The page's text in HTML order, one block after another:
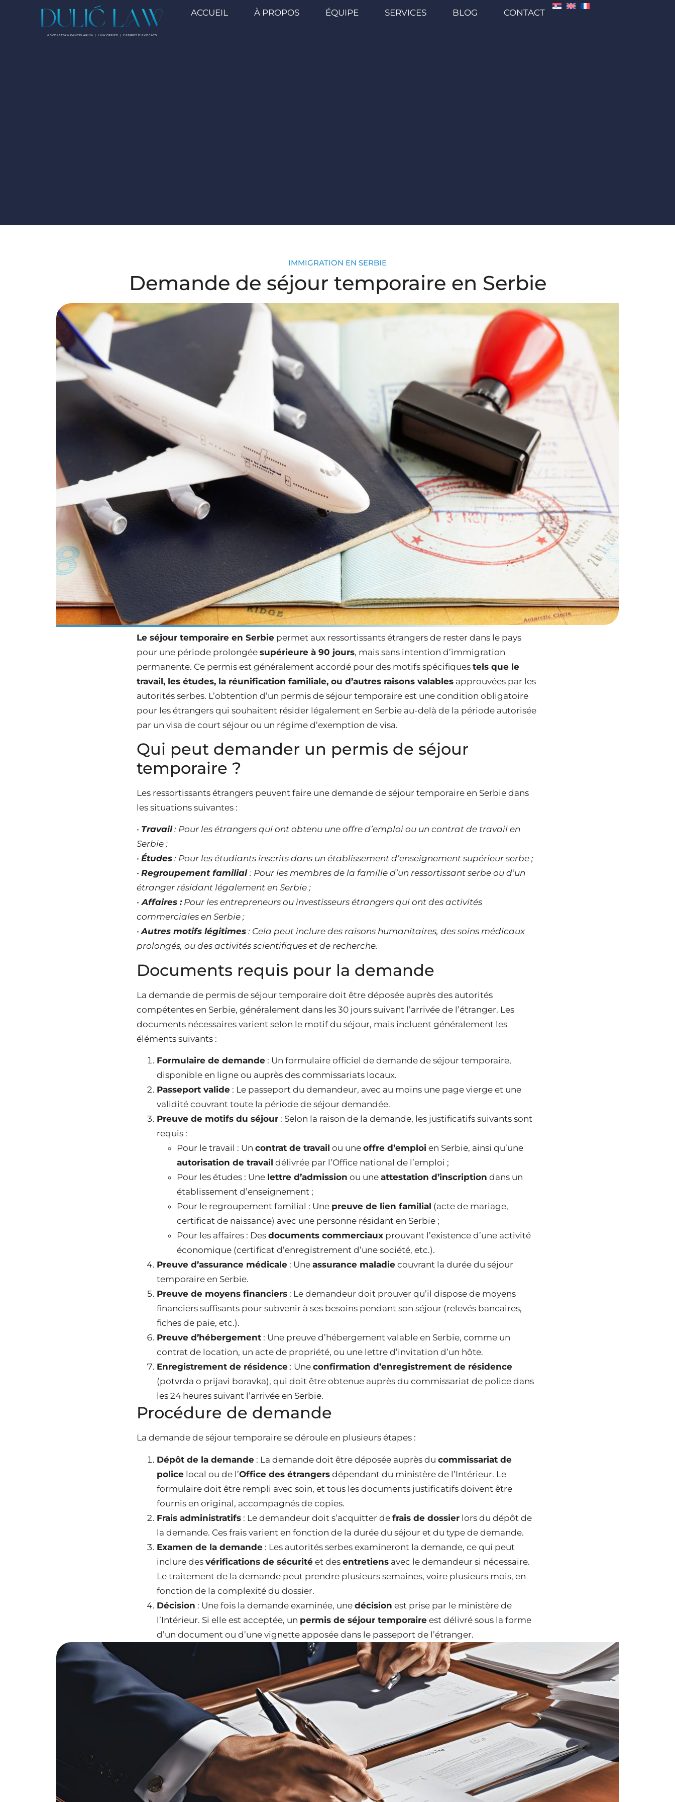
ACCUEIL À PROPOS ÉQUIPE SERVICES BLOG CONTACT
IMMIGRATION EN SERBIE
Demande de séjour temporaire en Serbie
Le séjour temporaire en Serbie permet aux ressortissants étrangers de rester dans le pays
pour une période prolongée supérieure à 90 jours, mais sans intention d’immigration
permanente. Ce permis est généralement accordé pour des motifs spécifiques tels que le
travail, les études, la réunification familiale, ou d’autres raisons valables approuvées par les
autorités serbes. L’obtention d’un permis de séjour temporaire est une condition obligatoire
pour les étrangers qui souhaitent résider légalement en Serbie au-delà de la période autorisée
par un visa de court séjour ou un régime d’exemption de visa.
Qui peut demander un permis de séjour
temporaire ?
Les ressortissants étrangers peuvent faire une demande de séjour temporaire en Serbie dans
les situations suivantes :
• Travail: Pour les étrangers qui ont obtenu une offre d’emploi ou un contrat de travail en
Serbie ;
• Études : Pour les étudiants inscrits dans un établissement d’enseignement supérieur serbe ;
• Regroupement familial : Pour les membres de la famille d’un ressortissant serbe ou d’un
étranger résidant légalement en Serbie ;
• Affaires :Pour les entrepreneurs ou investisseurs étrangers qui ont des activités
commerciales en Serbie ;
•Autres motifs légitimes : Cela peut inclure des raisons humanitaires, des soins médicaux
prolongés, ou des activités scientifiques et de recherche.
Documents requis pour la demande
La demande de permis de séjour temporaire doit être déposée auprès des autorités
compétentes en Serbie, généralement dans les 30 jours suivant l’arrivée de l’étranger. Les
documents nécessaires varient selon le motif du séjour, mais incluent généralement les
éléments suivants :
Formulaire de demande : Un formulaire officiel de demande de séjour temporaire,
disponible en ligne ou auprès des commissariats locaux.
Passeport valide : Le passeport du demandeur, avec au moins une page vierge et une
validité couvrant toute la période de séjour demandée.
Preuve de motifs du séjour : Selon la raison de la demande, les justificatifs suivants sont
requis :
Pour le travail : Un contrat de travail ou une offre d’emploi en Serbie, ainsi qu’une
autorisation de travail délivrée par l’Office national de l’emploi ;
Pour les études : Une lettre d’admission ou une attestation d’inscription dans un
établissement d’enseignement ;
Pour le regroupement familial : Une preuve de lien familial (acte de mariage,
certificat de naissance) avec une personne résidant en Serbie ;
Pour les affaires : Des documents commerciaux prouvant l’existence d’une activité
économique (certificat d’enregistrement d’une société, etc.).
Preuve d’assurance médicale : Une assurance maladie couvrant la durée du séjour
temporaire en Serbie.
Preuve de moyens financiers : Le demandeur doit prouver qu’il dispose de moyens
financiers suffisants pour subvenir à ses besoins pendant son séjour (relevés bancaires,
fiches de paie, etc.).
Preuve d’hébergement : Une preuve d’hébergement valable en Serbie, comme un
contrat de location, un acte de propriété, ou une lettre d’invitation d’un hôte.
Enregistrement de résidence : Une confirmation d’enregistrement de résidence
(potvrda o prijavi boravka), qui doit être obtenue auprès du commissariat de police dans
les 24 heures suivant l’arrivée en Serbie.
Procédure de demande
La demande de séjour temporaire se déroule en plusieurs étapes :
Dépôt de la demande : La demande doit être déposée auprès du commissariat de
police local ou de l’Office des étrangers dépendant du ministère de l’Intérieur. Le
formulaire doit être rempli avec soin, et tous les documents justificatifs doivent être
fournis en original, accompagnés de copies.
Frais administratifs : Le demandeur doit s’acquitter de frais de dossier lors du dépôt de
la demande. Ces frais varient en fonction de la durée du séjour et du type de demande.
Examen de la demande : Les autorités serbes examineront la demande, ce qui peut
inclure des vérifications de sécurité et des entretiens avec le demandeur si nécessaire.
Le traitement de la demande peut prendre plusieurs semaines, voire plusieurs mois, en
fonction de la complexité du dossier.
Décision : Une fois la demande examinée, une décision est prise par le ministère de
l’Intérieur. Si elle est acceptée, un permis de séjour temporaire est délivré sous la forme
d’un document ou d’une vignette apposée dans le passeport de l’étranger.